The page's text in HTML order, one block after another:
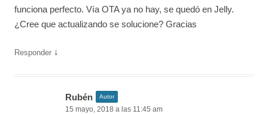
funciona perfecto. Vía OTA ya no hay, se quedó en Jelly.
¿Cree que actualizando se solucione? Gracias
Responder ↓
Rubén Autor
15 mayo, 2018 a las 11:45 am